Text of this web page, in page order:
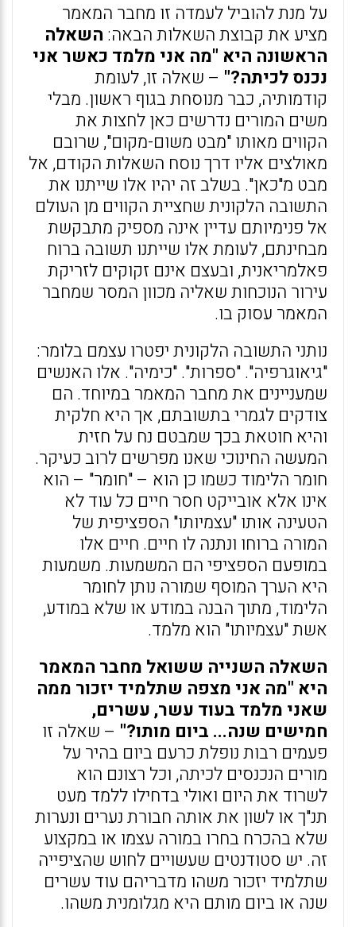
על מנת להוביל לעמדה זו מחבר המאמר
מציע את קבוצת השאלות הבאה: השאלה
הראשונה היא "מה אני מלמד כאשר אני
נכנס לכיתה?" – שאלה זו, לעומת
קודמותיה, כבר מנוסחת בגוף ראשון. מבלי
משים המורים נדרשים כאן לחצות את
הקווים מאותו "מבט משום-מקום", שרובם
מאולצים אליו דרך נוסח השאלות הקודם, אל
מבט מ"כאן". בשלב זה יהיו אלו שייתנו את
התשובה הלקונית שחציית הקווים מן העולם
אל פנימיותם עדיין אינה מספיק מתבקשת
מבחינתם, לעומת אלו שייתנו תשובה ברוח
פאלמריאנית, ובעצם אינם זקוקים לזריקת
עירור הנוכחות שאליה מכוון המסר שמחבר
המאמר עסוק בו.
נותני התשובה הלקונית יפטרו עצמם בלומר:
"גיאוגרפיה". "ספרות". "כימיה". אלו האנשים
שמעניינים את מחבר המאמר במיוחד. הם
צודקים לגמרי בתשובתם, אך היא חלקית
והיא חוטאת בכך שמבטם נח על חזית
המעשה החינוכי שאנו מפרשים לרוב כעיקר.
חומר הלימוד כשמו כן הוא – "חומר" – הוא
אינו אלא אובייקט חסר חיים כל עוד לא
הטעינה אותו "עצמיותו" הספציפית של
המורה ברוחו ונתנה לו חיים. חיים אלו
במופעם הספציפי הם המשמעות. משמעות
היא הערך המוסף שמורה נותן לחומר
הלימוד, מתוך הבנה במודע או שלא במודע,
אשת "עצמיותו" הוא מלמד.
השאלה השנייה ששואל מחבר המאמר
היא "מה אני מצפה שתלמיד יזכור ממה
שאני מלמד בעוד עשר, עשרים,
חמישים שנה... ביום מותו?" – שאלה זו
פעמים רבות נופלת כרעם ביום בהיר על
מורים הנכנסים לכיתה, וכל רצונם הוא
לשרוד את היום ואולי בדחילו ללמד מעט
תנ"ך או לשון את אותה חבורת נערים ונערות
שלא בהכרח בחרו במורה עצמו או במקצוע
זה. יש סטודנטים שעשויים לחוש שהציפייה
שתלמיד יזכור משהו מדבריהם עוד עשרים
שנה או ביום מותם היא מגלומנית משהו.